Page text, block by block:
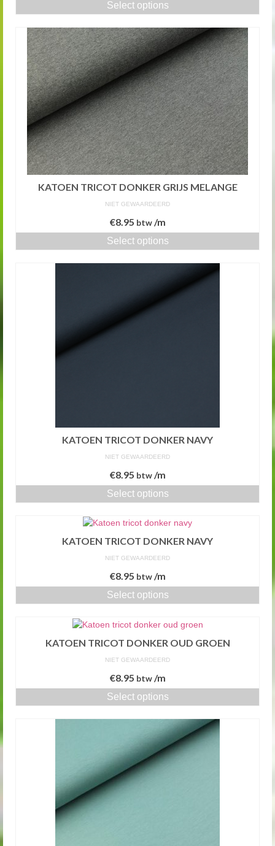
Select options
KATOEN TRICOT DONKER GRIJS MELANGE
NIET GEWAARDEERD
€8.95 btw/m
Select options
KATOEN TRICOT DONKER NAVY
NIET GEWAARDEERD
€8.95 btw/m
Select options
KATOEN TRICOT DONKER NAVY
NIET GEWAARDEERD
€8.95 btw/m
Select options
KATOEN TRICOT DONKER OUD GROEN
NIET GEWAARDEERD
€8.95 btw/m
Select options